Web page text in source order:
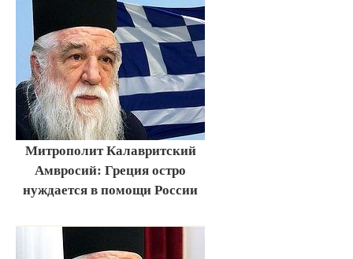
Митрополит Калавритский
Амвросий: Греция остро
нуждается в помощи России